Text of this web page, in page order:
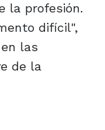
la profesión.
difícil",
las
de la